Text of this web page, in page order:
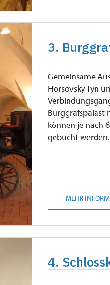
3.
Gemeinsame
Horsovsky Tyn
Burggrafspalast
können je nach
gebucht werden.
MEHR
4.